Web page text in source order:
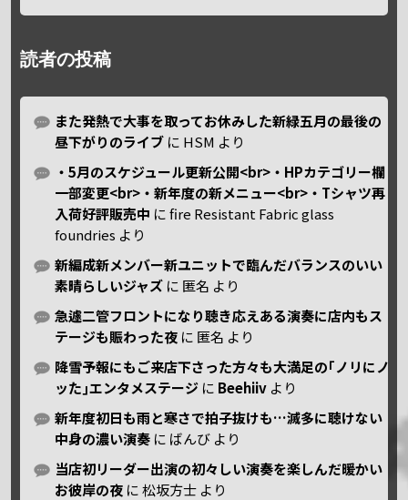
読者の投稿
また発熱で大事を取ってお休みした新緑五月の最後の
昼下がりのライブ に HSM より
・5月のスケジュール更新公開<br>・HPカテゴリー欄
一部変更<br>・新年度の新メニュー<br>・Tシャツ再
入荷好評販売中 にfire Resistant Fabric glass
foundries より
新編成新メンバー新ユニットで臨んだバランスのいい
素晴らしいジャズ に 匿名 より
急遽二管フロントになり聴き応えある演奏に店内もス
テージも賑わった夜 に 匿名 より
降雪予報にもご来店下さった方々も大満足の｢ノリにノ
ッた｣エンタメステージ に Beehiiv より
新年度初日も雨と寒さで拍子抜けも…滅多に聴けない
中身の濃い演奏 に ばんび より
当店初リーダー出演の初々しい演奏を楽しんだ暖かい
お彼岸の夜 に松坂方士 より